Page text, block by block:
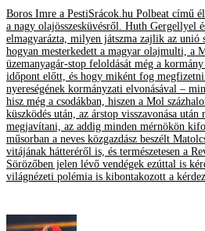
Boros Imre a PestiSrácok.hu Polbeat című
a nagy olajösszesküvésről. Huth Gergellyel
elmagyarázta, milyen játszma zajlik az unió
hogyan mesterkedett a magyar olajmulti, a
üzemanyagár-stop feloldását még a
időpont előtt, és hogy miként fog megfizetni
nyereségének kormányzati elvonásával –
hisz még a csodákban, hiszen a Mol
küszködés után, az árstop visszavonása
megjavítani, az addig minden mérnökön
műsorban a neves közgazdász beszélt
vitájának hátteréről is, és természetesen a
Sörözőben jelen lévő vendégek ezúttal is
világnézeti polémia is kibontakozott a